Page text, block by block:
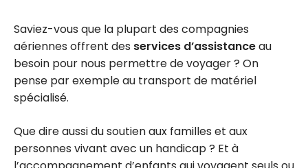
Saviez-vous que la plupart des compagnies
aériennes offrent des services d’assistanceau
besoin pour nous permettre de voyager ? On
pense par exemple au transport de matériel
spécialisé.
Que dire aussi du soutien aux familles et aux
personnes vivant avec un handicap ? Et à